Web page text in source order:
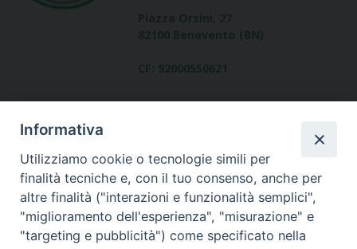
Dove siamo
contatti
Informativa
Utilizziamo cookie o tecnologie simili per
finalità tecniche e, con il tuo consenso, anche per
altre finalità ("interazioni e funzionalità semplici",
"miglioramento dell'esperienza", "misurazione" e
"targeting e pubblicità") come specificato nella